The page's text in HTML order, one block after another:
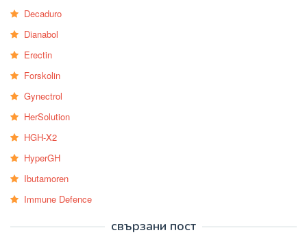
Decaduro
Dianabol
Erectin
Forskolin
Gynectrol
HerSolution
HGH-X2
HyperGH
Ibutamoren
Immune Defence
свързани пост